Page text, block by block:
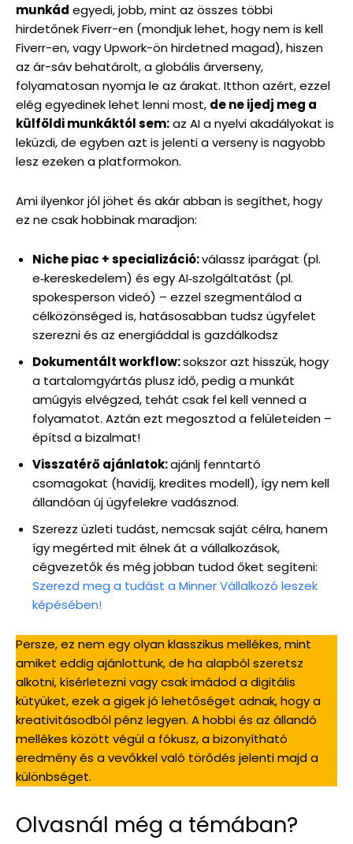
munkád egyedi, jobb, mint az összes többi
hirdetőnek Fiverr-en (mondjuk lehet, hogy nem is kell
Fiverr-en, vagy Upwork-ön hirdetned magad), hiszen
az ár-sáv behatárolt, a globális árverseny,
folyamatosan nyomja le az árakat. Itthon azért, ezzel
elég egyedinek lehet lenni most, de ne ijedj meg a
külföldi munkáktól sem:az AI a nyelvi akadályokat is
leküzdi, de egyben azt is jelenti a verseny is nagyobb
lesz ezeken a platformokon.
Ami ilyenkor jól jöhet és akár abban is segíthet, hogy
ez ne csak hobbinak maradjon:
Niche piac + specializáció:válassz iparágat (pl.
e‑kereskedelem) és egy AI‑szolgáltatást (pl.
spokesperson videó) – ezzel szegmentálod a
célközönséged is, hatásosabban tudsz ügyfelet
szerezni és az energiáddal is gazdálkodsz
Dokumentált workflow:sokszor azt hisszük, hogy
a tartalomgyártás plusz idő, pedig a munkát
amúgyis elvégzed, tehát csak fel kell venned a
folyamatot. Aztán ezt megosztod a felületeiden –
építsd a bizalmat!
Visszatérő ajánlatok:ajánlj fenntartó
csomagokat (havidíj, kredites modell), így nem kell
állandóan új ügyfelekre vadásznod.
Szerezz üzleti tudást, nemcsak saját célra, hanem
így megérted mit élnek át a vállalkozások,
cégvezetők és még jobban tudod őket segíteni:
Szerezd meg a tudást a Minner Vállalkozó leszek
képésében!
Persze, ez nem egy olyan klasszikus mellékes, mint
amiket eddig ajánlottunk, de ha alapból szeretsz
alkotni, kísérletezni vagy csak imádod a digitális
kütyüket, ezek a gigek jó lehetőséget adnak, hogy a
kreativitásodból pénz legyen. A hobbi és az állandó
mellékes között végül a fókusz, a bizonyítható
eredmény és a vevőkkel való törődés jelenti majd a
különbséget.
Olvasnál még a témában?